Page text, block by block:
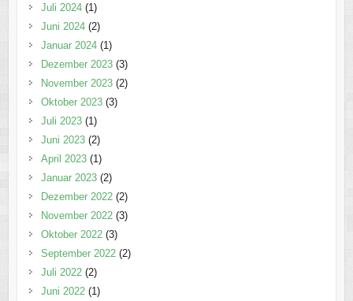
Juli 2024(1)
Juni 2024(2)
Januar 2024(1)
Dezember 2023(3)
November 2023(2)
Oktober 2023(3)
Juli 2023(1)
Juni 2023(2)
April 2023(1)
Januar 2023(2)
Dezember 2022(2)
November 2022(3)
Oktober 2022(3)
September 2022(2)
Juli 2022(2)
Juni 2022(1)